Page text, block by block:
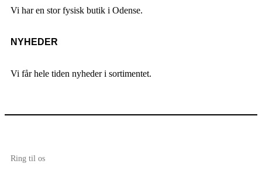
Vi har en stor fysisk butik i Odense.
NYHEDER
Vi får hele tiden nyheder i sortimentet.
Ring til os